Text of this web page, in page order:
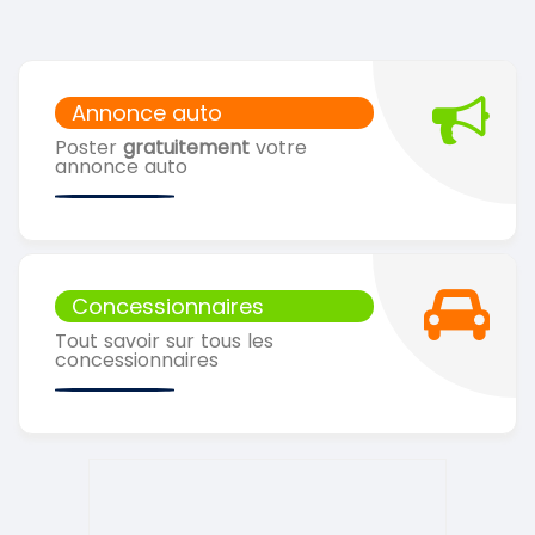
Annonce auto
Poster gratuitement votre
annonce auto
Concessionnaires
Tout savoir sur tous les
concessionnaires